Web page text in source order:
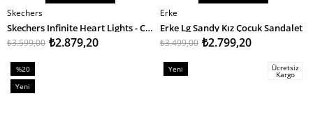
SEPETE EKLE
Skechers
Skechers Infinite Heart Lights - Color Lovin Kız Çocuk Spor Ayakkabı
₺2.879,20
₺3.599,00
SEPETE EKLE
Erke
Erke Lg Sandy Kız Çocuk Sandalet
₺2.799,20
₺3.499,00
%20
İndirim
%20İndirim
Yeni
Yeni
Ücretsiz
Kargo